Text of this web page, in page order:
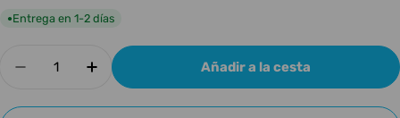
●Entrega en 1-2 días
Disminuir cantidad para Solid State Logic SSL2
Aumentar cantidad para Solid State
Añadir a la cesta